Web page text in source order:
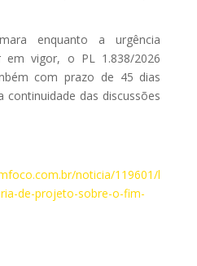
enquanto a urgência
em vigor, o PL 1.838/2026
com prazo de 45 dias
das discussões
noticia/119601/l
de-projeto-sobre-o-fim-